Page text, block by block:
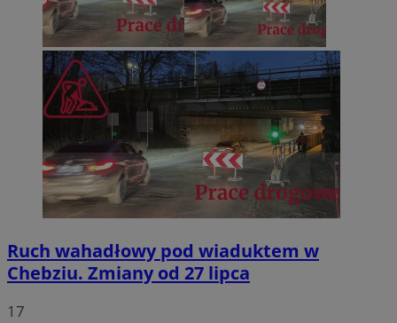
Ruch wahadłowy pod wiaduktem w
Chebziu. Zmiany od 27 lipca
17